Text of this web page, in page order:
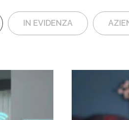
IN EVIDENZA